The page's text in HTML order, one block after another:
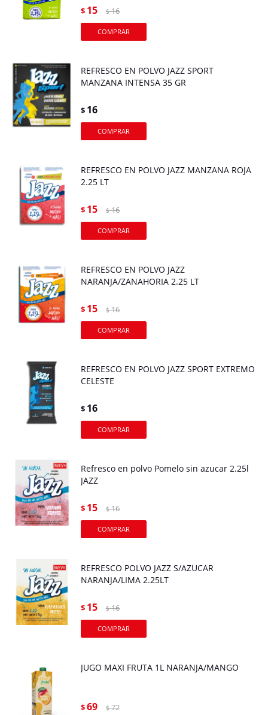
$ 15 $ 16
REFRESCO EN POLVO JAZZ SPORT
MANZANA INTENSA 35 GR
$ 16
REFRESCO EN POLVO JAZZ MANZANA ROJA
2.25 LT
$ 15 $ 16
REFRESCO EN POLVO JAZZ
NARANJA/ZANAHORIA 2.25 LT
$ 15 $ 16
REFRESCO EN POLVO JAZZ SPORT EXTREMO
CELESTE
$ 16
Refresco en polvo Pomelo sin azucar 2.25l
JAZZ
$ 15 $ 16
REFRESCO POLVO JAZZ S/AZUCAR
NARANJA/LIMA 2.25LT
$ 15 $ 16
JUGO MAXI FRUTA 1L NARANJA/MANGO
$69 $ 72